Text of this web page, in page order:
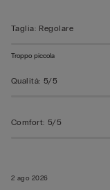
2 ago 2026
Taglia: Regolare
Troppo piccola
Qualità: 5/5
Comfort: 5/5